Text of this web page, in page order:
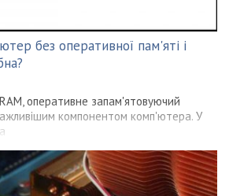
без оперативної пам'яті і
оперативне запам'ятовуючий
компонентом комп'ютера. У